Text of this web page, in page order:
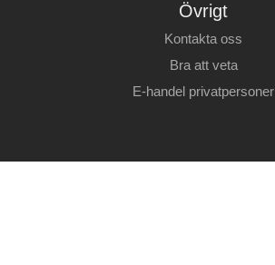
Övrigt
Kontakta oss
Bra att veta
E-handel privatpersoner